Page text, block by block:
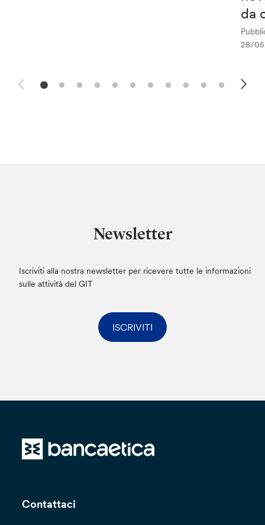
da
28/
Newsletter
Iscriviti alla nostra newsletter per ricevere tutte le informazioni
sulle attività del GIT
ISCRIVITI
Contattaci